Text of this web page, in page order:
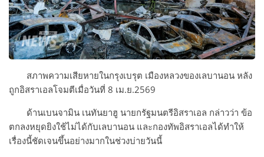
สภาพความเสียหายในกรุงเบรุต เมืองหลวงของเลบานอน หลัง
ถูกอิสราเอลโจมตีเมื่อวันที่ 8 เม.ย.2569
ด้านเบนจามิน เนทันยาฮู นายกรัฐมนตรีอิสราเอล กล่าวว่า ข้อ
ตกลงหยุดยิงใช้ไม่ได้กับเลบานอน และกองทัพอิสราเอลได้ทำให้
เรื่องนี้ชัดเจนขึ้นอย่างมากในช่วงบ่ายวันนี้